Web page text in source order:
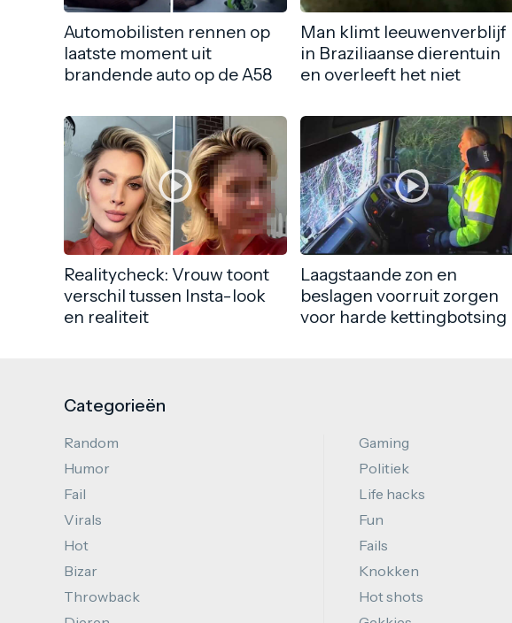
Automobilisten rennen op
laatste moment uit
brandende auto op de A58
Man klimt leeuwenverblijf
in Braziliaanse dierentuin
en overleeft het niet
Realitycheck: Vrouw toont
verschil tussen Insta-look
en realiteit
Laagstaande zon en
beslagen voorruit zorgen
voor harde kettingbotsing
Categorieën
Random
Humor
Fail
Virals
Hot
Bizar
Throwback
Gaming
Politiek
Life hacks
Fun
Fails
Knokken
Hot shots